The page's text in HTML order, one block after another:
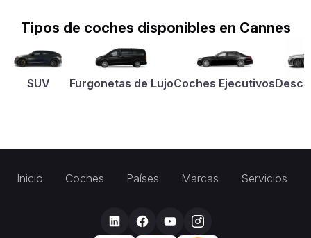
Tipos de coches disponibles en Cannes
SUV Furgonetas de LujoCoches Ejecutivos
Inicio Coches Países Marcas Servicios